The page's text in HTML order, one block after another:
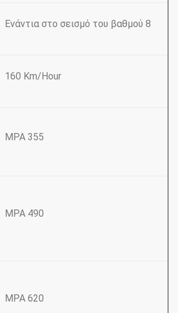
Ενάντια στο σεισμό του βαθμού 8
160 Km/Hour
MPA 355
MPA 490
MPA 620